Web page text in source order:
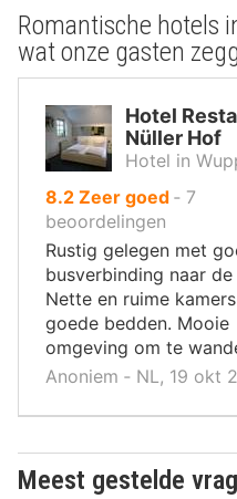
Romantische hotels
wat onze gasten
Hotel
Nüller Hof
Hotel in
8.2uit
10
,
Zeer goed ‐ 7
beoordelingen
Rustig gelegen met
busverbinding naar de
Nette en ruime
goede bedden. Mooie
omgeving om te
Anoniem ‐ NL, 19 okt
Meest gestelde